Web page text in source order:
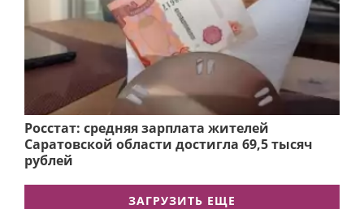
Росстат: средняя зарплата жителей
Саратовской области достигла 69,5 тысяч
рублей
ЗАГРУЗИТЬ ЕЩЕ